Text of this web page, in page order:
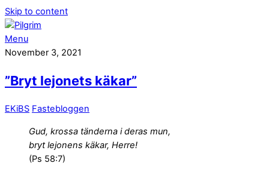
Skip to content
Menu
November 3, 2021
”Bryt lejonets käkar”
EKiBS Fastebloggen
Gud, krossa tänderna i deras mun,
bryt lejonens käkar, Herre!
(Ps 58:7)